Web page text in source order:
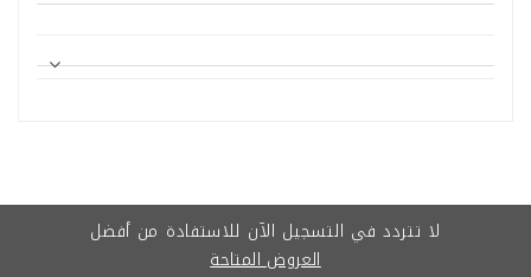
لا تتردد في التسجيل الآن للاستفادة من أفضل
العروض المتاحة